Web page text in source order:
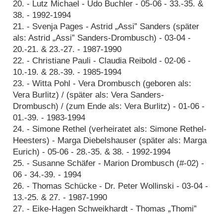
20. - Lutz Michael - Udo Buchler - 05-06 - 33.-35. &
38. - 1992-1994
21. - Svenja Pages - Astrid „Assi” Sanders (später
als: Astrid „Assi” Sanders-Drombusch) - 03-04 -
20.-21. & 23.-27. - 1987-1990
22. - Christiane Pauli - Claudia Reibold - 02-06 -
10.-19. & 28.-39. - 1985-1994
23. - Witta Pohl - Vera Drombusch (geboren als:
Vera Burlitz) / (später als: Vera Sanders-
Drombusch) / (zum Ende als: Vera Burlitz) - 01-06 -
01.-39. - 1983-1994
24. - Simone Rethel (verheiratet als: Simone Rethel-
Heesters) - Marga Diebelshauser (später als: Marga
Eurich) - 05-06 - 28.-35. & 38. - 1992-1994
25. - Susanne Schäfer - Marion Drombusch (#-02) -
06 - 34.-39. - 1994
26. - Thomas Schücke - Dr. Peter Wollinski - 03-04 -
13.-25. & 27. - 1987-1990
27. - Eike-Hagen Schweikhardt - Thomas „Thomi”